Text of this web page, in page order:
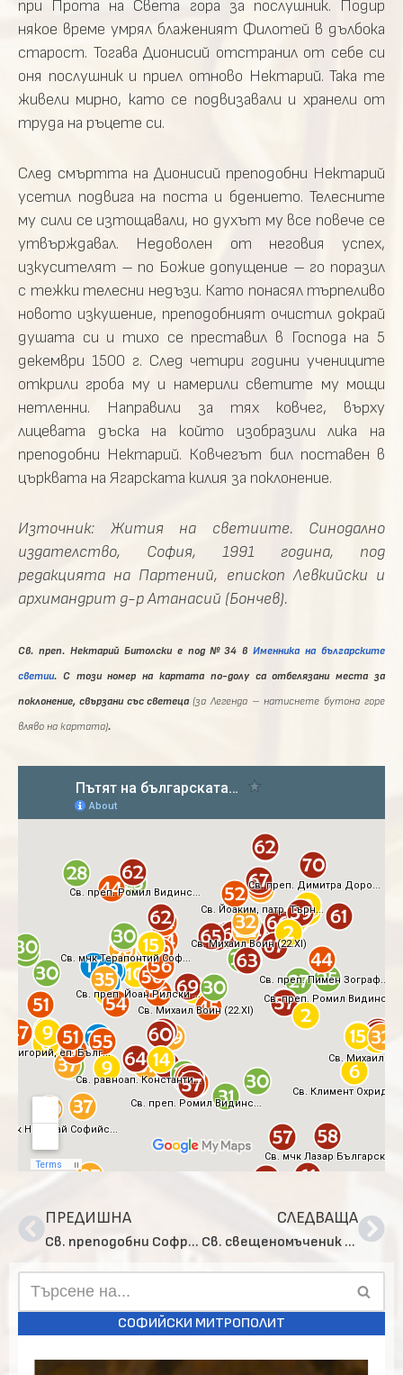
при Прота на Света гора за послушник. Подир
някое време умрял блаженият Филотей в дълбока
старост. Тогава Дионисий отстранил от себе си
оня послушник и приел отново Нектарий. Така те
живели мирно, като се подвизавали и хранели от
труда на ръцете си.
След смъртта на Дионисий преподобни Нектарий
усетил подвига на поста и бдението. Телесните
му сили се изтощавали, но духът му все повече се
утвърждавал. Недоволен от неговия успех,
изкусителят – по Божие допущение – го поразил
с тежки телесни недъзи. Като понасял търпеливо
новото изкушение, преподобният очистил докрай
душата си и тихо се преставил в Господа на 5
декември 1500 г. След четири години учениците
открили гроба му и намерили светите му мощи
нетленни. Направили за тях ковчег, върху
лицевата дъска на който изобразили лика на
преподобни Нектарий. Ковчегът бил поставен в
църквата на Ягарската килия за поклонение.
Източник: Жития на светиите. Синодално
издателство, София, 1991 година, под
редакцията на Партений, епископ Левкийски и
архимандрит д-р Атанасий (Бончев).
Св. преп. Нектарий Битолски е под №34 вИменника на българските
светии. С този номер на картата по-долу са отбелязани места за
поклонение, свързани със светеца(за Легенда – натиснете бутона горе
вляво на картата).
ПРЕДИШНА
Св. преподобни Софроний Софийски (28.V) – житие и карта
СЛЕДВАЩА
Св. свещеномъченик Никита Серски (3.IV) – житие и карта
СОФИЙСКИ МИТРОПОЛИТ